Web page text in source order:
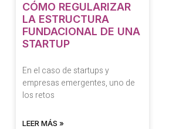
CÓMO REGULARIZAR
LA ESTRUCTURA
FUNDACIONAL DE UNA
STARTUP
En el caso de startups y
empresas emergentes, uno de
los retos
LEER MÁS »